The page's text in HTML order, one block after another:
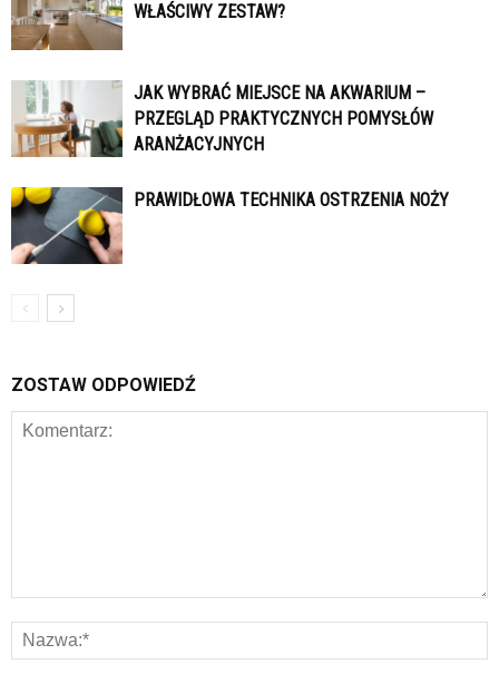
WŁAŚCIWY ZESTAW?
JAK WYBRAĆ MIEJSCE NA AKWARIUM –
PRZEGLĄD PRAKTYCZNYCH POMYSŁÓW
ARANŻACYJNYCH
PRAWIDŁOWA TECHNIKA OSTRZENIA NOŻY
ZOSTAW ODPOWIEDŹ